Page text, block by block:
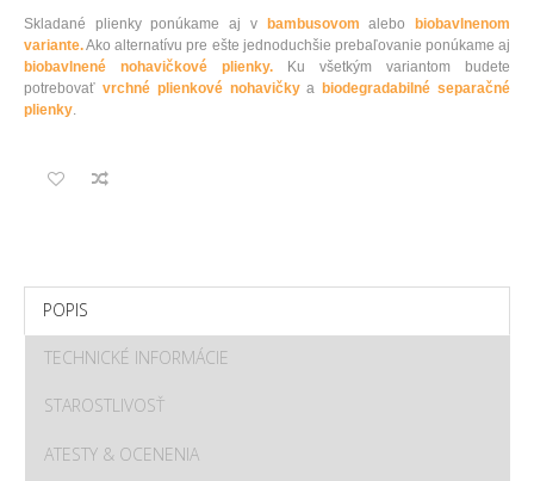
Skladané plienky ponúkame aj v bambusovom alebo
biobavlnenom
variante.Ako alternatívu pre ešte jednoduchšie prebaľovanie ponúkame aj
biobavlnené nohavičkové plienky. Ku všetkým variantom budete
potrebovať vrchné plienkové nohavičky a biodegradabilné separačné
plienky.
POPIS
TECHNICKÉ INFORMÁCIE
STAROSTLIVOSŤ
ATESTY & OCENENIA